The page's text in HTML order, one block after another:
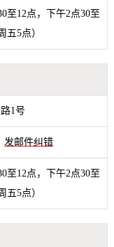
至12点，下午2点30至
五5点）
1号
发邮件纠错
至12点，下午2点30至
五5点）